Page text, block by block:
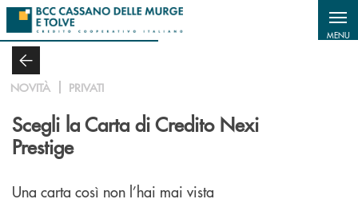
Salta al contenuto principale
MENU
NOVITÀ PRIVATI
Scegli la Carta di Credito Nexi
Prestige
Una carta così non l’hai mai vista